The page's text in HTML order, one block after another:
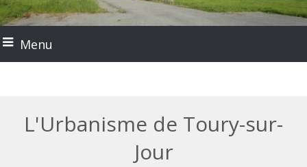
Menu
L'Urbanisme de Toury-sur-
Jour